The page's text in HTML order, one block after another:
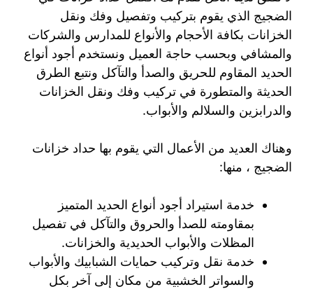
الضجيج الذي يقوم بتركيب وتفصيل وفك ونقل
الخزانات بكافة الأحجام والأنواع للمدارس والشركات
والمشافي وبحسب حاجة العميل ونستخدم أجود أنواع
الحديد المقاوم للحريق والصدأ والتآكل ونتبع الطرق
الحديثة والمتطورة في تركيب وفك ونقل الخزانات
والدرابزين والسلالم والأبواب.
وهناك العديد من الأعمال التي يقوم بها حداد خزانات
الضجيج ، منها:
خدمة استيراد أجود أنواع الحديد المتميز
بمقاومته للصدأ والحروق والتآكل في تفصيل
المظلات والأبواب الحديدية والخزانات.
خدمة نقل وتركيب حمايات الشبابيك والأبواب
والسواتر الخشبية من مكان إلى آخر بكل